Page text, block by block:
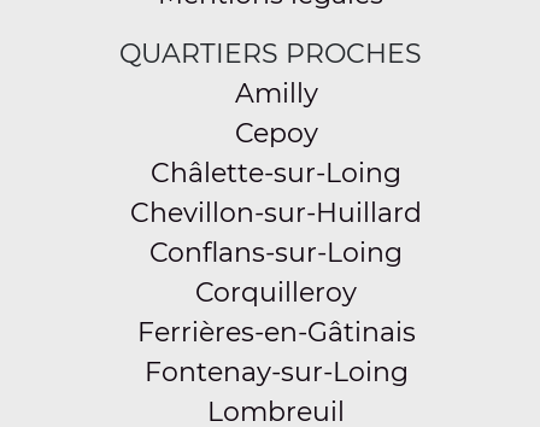
QUARTIERS PROCHES
Amilly
Cepoy
Châlette-sur-Loing
Chevillon-sur-Huillard
Conflans-sur-Loing
Corquilleroy
Ferrières-en-Gâtinais
Fontenay-sur-Loing
Lombreuil